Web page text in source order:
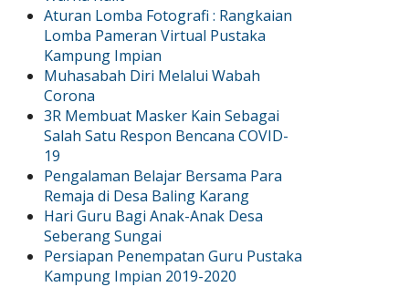
Aturan Lomba Fotografi : Rangkaian
Lomba Pameran Virtual Pustaka
Kampung Impian
Muhasabah Diri Melalui Wabah
Corona
3R Membuat Masker Kain Sebagai
Salah Satu Respon Bencana COVID-
19
Pengalaman Belajar Bersama Para
Remaja di Desa Baling Karang
Hari Guru Bagi Anak-Anak Desa
Seberang Sungai
Persiapan Penempatan Guru Pustaka
Kampung Impian 2019-2020